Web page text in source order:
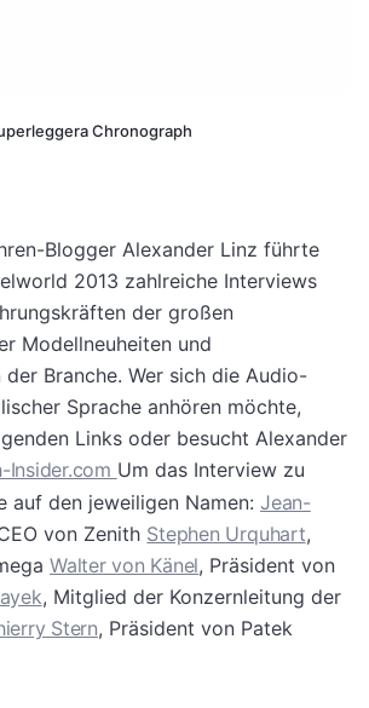
Chronograph
Blogger Alexander Linz führte
2013 zahlreiche Interviews
der großen
Modellneuheiten und
Branche. Wer sich die Audio-
Sprache anhören möchte,
Links oder besucht Alexander
Insider.com Um das Interview zu
auf den jeweiligen Namen: Jean-
von Zenith Stephen Urquhart,
Walter von Känel, Präsident von
, Mitglied der Konzernleitung der
Stern, Präsident von Patek